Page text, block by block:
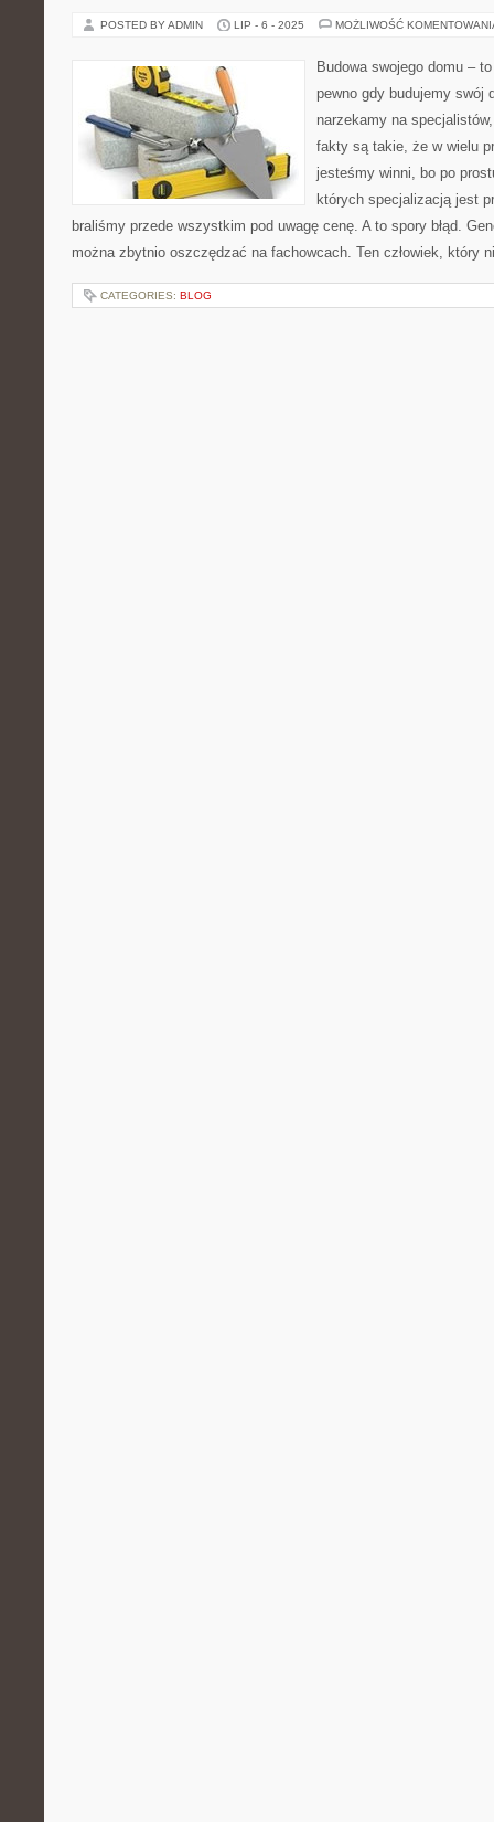
POSTED BY ADMIN LIP - 6 - 2025 MOŻLIWOŚĆ
Budowa swojego domu –
pewno gdy budujemy swój
narzekamy na
fakty są takie, że w wielu
jesteśmy winni, bo po
których specjalizacją jest
braliśmy przede wszystkim pod uwagę cenę. A to spory błąd.
można zbytnio oszczędzać na fachowcach. Ten człowiek, który
CATEGORIES: BLOG